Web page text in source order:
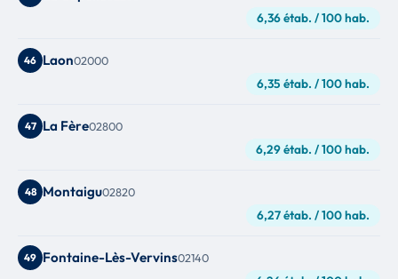
6,36 étab. / 100 hab.
46 Laon02000
6,35 étab. / 100 hab.
47 La Fère02800
6,29 étab. / 100 hab.
48 Montaigu02820
6,27 étab. / 100 hab.
49 Fontaine-Lès-Vervins02140